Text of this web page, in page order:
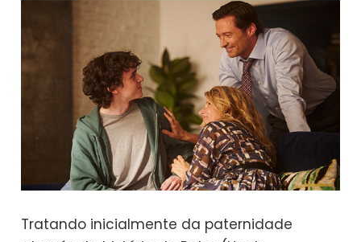
Tratando inicialmente da paternidade